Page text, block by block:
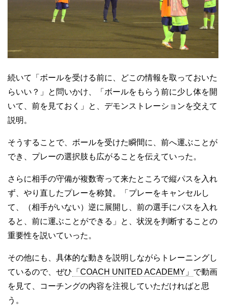
続いて「ボールを受ける前に、どこの情報を取っておいた
らいい？」と問いかけ、「ボールをもらう前に少し体を開
いて、前を見ておく」と、デモンストレーションを交えて
説明。
そうすることで、ボールを受けた瞬間に、前へ運ぶことが
でき、プレーの選択肢も広がることを伝えていった。
さらに相手の守備が複数寄って来たところで縦パスを入れ
ず、やり直したプレーを称賛。「プレーをキャンセルし
て、（相手がいない）逆に展開し、前の選手にパスを入れ
ると、前に運ぶことができる」と、状況を判断することの
重要性を説いていった。
その他にも、具体的な動きを説明しながらトレーニングし
ているので、ぜひ 「COACH UNITED ACADEMY」 で動画
を見て、コーチングの内容を注視していただければと思
う。